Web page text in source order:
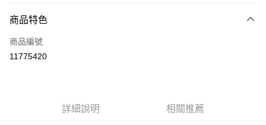
全家取貨付款
每筆NT$60，滿NT$599(含以上)免運費
付款後全家取貨
每筆NT$60，滿NT$599(含以上)免運費
商品特色
商品編號
11775420
詳細說明 相關推薦